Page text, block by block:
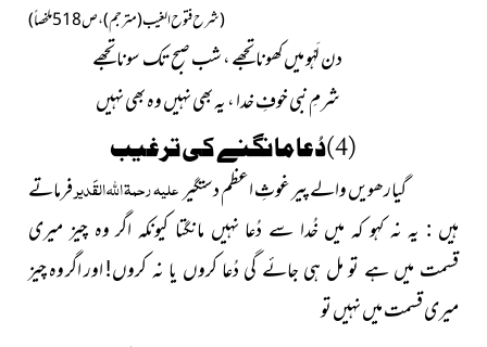
(شرح فتوح الغیب(مترجم)، ص518ملخصاً)
دن لَہْو میں کھونا تجھے ، شب صبح تک سونا تجھے
شرمِ نبی خوفِ خدا ، یہ بھی نہیں وہ بھی نہیں
(4)دُعا مانگنے کی ترغیب
گیارھویں والے پیر غوثِ اعظم دستگیرعلیہ رحمۃ اللہ القَدیرفرماتے
ہیں : یہ نہ کہو کہ میں خُدا سے دُعا نہیں مانگتا کیونکہ اگر وہ چیز میری
قسمت میں ہے تو مل ہی جائے گی دُعا کروں یا نہ کروں!اور اگر وہ چیز
میری قسمت میں نہیں تو